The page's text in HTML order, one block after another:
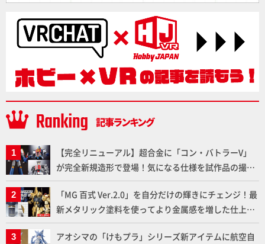
【完全リニューアル】超合金に「コン・バトラーV」
が完全新規造形で登場！気になる仕様を試作品の撮り
下ろしでご紹介!!さらに「大鉄人17」＆「ワンエイ
ト」セット情報もお届け！【超合金の魂】
「MG 百式 Ver.2.0」を自分だけの輝きにチェンジ！最
新メタリック塗料を使ってより金属感を増した仕上が
りに!!【試し読み】
アオシマの「けもプラ」シリーズ新アイテムに航空自